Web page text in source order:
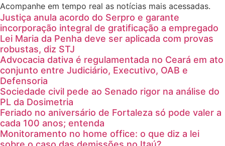
Acompanhe em tempo real as notícias mais acessadas.
Justiça anula acordo do Serpro e garante
incorporação integral de gratificação a empregado
Lei Maria da Penha deve ser aplicada com provas
robustas, diz STJ
Advocacia dativa é regulamentada no Ceará em ato
conjunto entre Judiciário, Executivo, OAB e
Defensoria
Sociedade civil pede ao Senado rigor na análise do
PL da Dosimetria
Feriado no aniversário de Fortaleza só pode valer a
cada 100 anos; entenda
Monitoramento no home office: o que diz a lei